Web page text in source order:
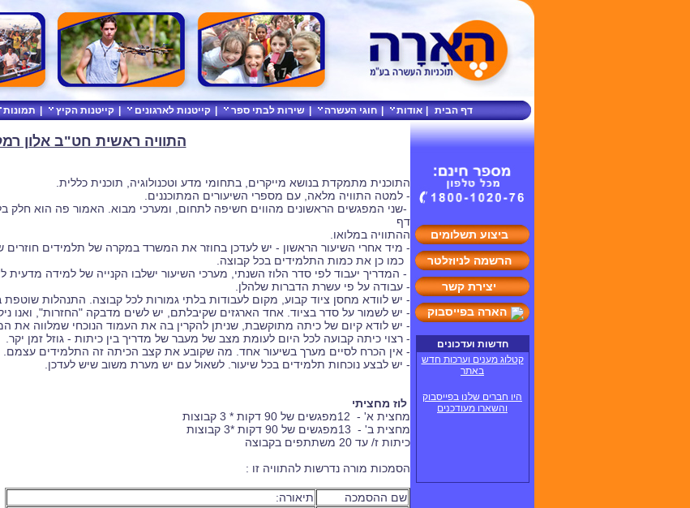
דף הבית אודות חוגי העשרה שירות לבתי ספר קייטנות לארגונים קייטנות הקיץ תמונות
ביצוע תשלומים
הרשמה לניוזלטר
יצירת קשר
הארה בפייסבוק
חדשות ועדכונים
קטלוג מענים וערכות חדש
באתר
היו חברים שלנו בפייסבוק
והשארו מעודכנים
התוויה ראשית חט"ב אלון
התוכנית מתמקדת בנושא מייקרים, בתחומי מדע וטכנולוגיה, תוכנית כללית.
- למטה התוויה מלאה, עם מספרי השיעורים המתוכננים.
-שני המפגשים הראשונים מהווים חשיפה לתחום, ומערכי מבוא. האמור פה הוא
דף
ההתוויה במלואו.
- מיד אחרי השיעור הראשון - יש לעדכן בחוזר את המשרד במקרה של תלמידים חוזרים
כמו כן את כמות התלמידים בכל קבוצה.
- המדריך יעבוד לפי סדר הלוז השנתי, מערכי השיעור ישלבו הקנייה של למידה מדעית
- עבודה על פי עשרת הדברות שלהלן.
- יש לוודא מחסן ציוד קבוע, מקום לעבודות בלתי גמורות לכל קבוצה. התנהלות שוטפת
- יש לשמור על סדר בציוד. אחד הארגזים שקיבלתם, יש לשים מדבקה "החזרות", ואנו
- יש לודא קיום של כיתה מתוקשבת, שניתן להקרין בה את העמוד הנוכחי שמלווה את
- רצוי כיתה קבועה לכל היום לעומת מצב של מעבר של מדריך בין כיתות - גוזל זמן יקר.
- אין הכרח לסיים מערך בשיעור אחד. מה שקובע את קצב הכיתה זה התלמידים עצמם.
- יש לבצע נוכחות תלמידים בכל שיעור. לשאול עם יש מערת משוב שיש לעדכן.
לוז מחציתי
מחצית א' - 12
מפגשים של 90 דקות * 3 קבוצות
מחצית ב' - 13
מפגשים של 90 דקות *3 קבוצות
כיתות ז/ עד 20 משתתפים בקבוצה
הסמכות מורה נדרשות להתוויה זו :
שם ההסמכה
תיאורה: